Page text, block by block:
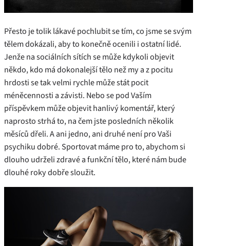
Přesto je tolik lákavé pochlubit se tím, co jsme se svým
tělem dokázali, aby to konečně ocenili i ostatní lidé.
Jenže na sociálních sítích se může kdykoli objevit
někdo, kdo má dokonalejší tělo než my a z pocitu
hrdosti se tak velmi rychle může stát pocit
méněcennosti a závisti. Nebo se pod Vaším
příspěvkem může objevit hanlivý komentář, který
naprosto strhá to, na čem jste posledních několik
měsíců dřeli. A ani jedno, ani druhé není pro Vaši
psychiku dobré. Sportovat máme pro to, abychom si
dlouho udrželi zdravé a funkční tělo, které nám bude
dlouhé roky dobře sloužit.